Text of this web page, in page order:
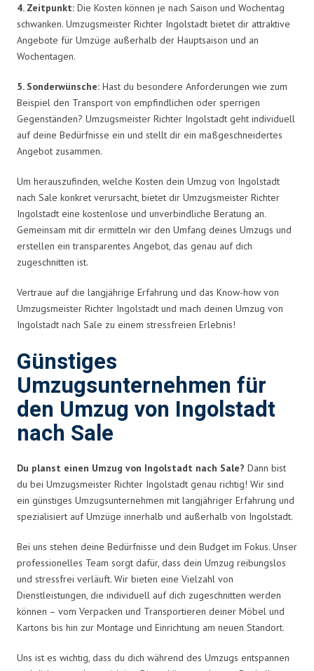
4. Zeitpunkt: Die Kosten können je nach Saison und Wochentag
schwanken. Umzugsmeister Richter Ingolstadt bietet dir attraktive
Angebote für Umzüge außerhalb der Hauptsaison und an
Wochentagen.
5. Sonderwünsche: Hast du besondere Anforderungen wie zum
Beispiel den Transport von empfindlichen oder sperrigen
Gegenständen? Umzugsmeister Richter Ingolstadt geht individuell
auf deine Bedürfnisse ein und stellt dir ein maßgeschneidertes
Angebot zusammen.
Um herauszufinden, welche Kosten dein Umzug von Ingolstadt
nach Sale konkret verursacht, bietet dir Umzugsmeister Richter
Ingolstadt eine kostenlose und unverbindliche Beratung an.
Gemeinsam mit dir ermitteln wir den Umfang deines Umzugs und
erstellen ein transparentes Angebot, das genau auf dich
zugeschnitten ist.
Vertraue auf die langjährige Erfahrung und das Know-how von
Umzugsmeister Richter Ingolstadt und mach deinen Umzug von
Ingolstadt nach Sale zu einem stressfreien Erlebnis!
Günstiges
Umzugsunternehmen für
den Umzug von Ingolstadt
nach Sale
Du planst einen Umzug von Ingolstadt nach Sale? Dann bist
du bei Umzugsmeister Richter Ingolstadt genau richtig! Wir sind
ein günstiges Umzugsunternehmen mit langjähriger Erfahrung und
spezialisiert auf Umzüge innerhalb und außerhalb von Ingolstadt.
Bei uns stehen deine Bedürfnisse und dein Budget im Fokus. Unser
professionelles Team sorgt dafür, dass dein Umzug reibungslos
und stressfrei verläuft. Wir bieten eine Vielzahl von
Dienstleistungen, die individuell auf dich zugeschnitten werden
können – vom Verpacken und Transportieren deiner Möbel und
Kartons bis hin zur Montage und Einrichtung am neuen Standort.
Uns ist es wichtig, dass du dich während des Umzugs entspannen